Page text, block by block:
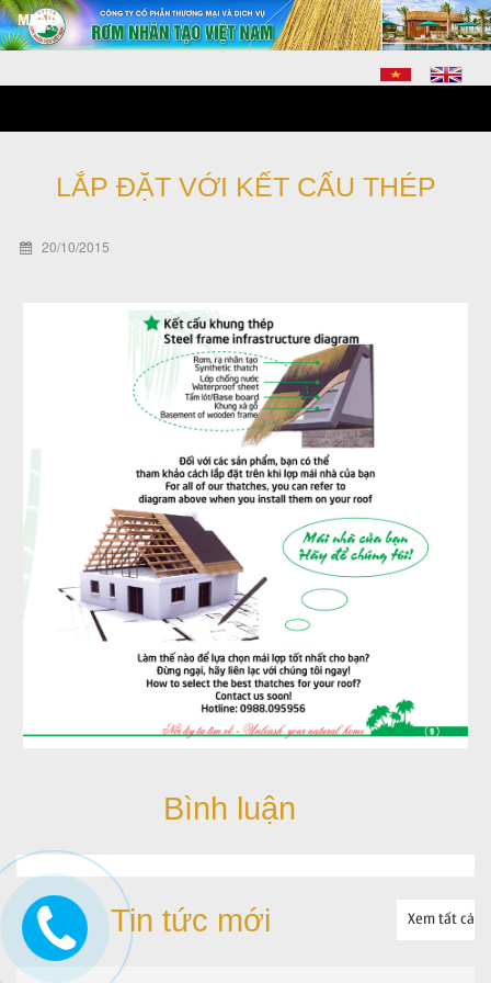
LẮP ĐẶT VỚI KẾT CẤU THÉP
20/10/2015
Bình luận
Tin tức mới Xem tất cả